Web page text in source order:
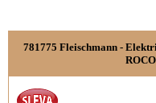
781775 Fleischmann -